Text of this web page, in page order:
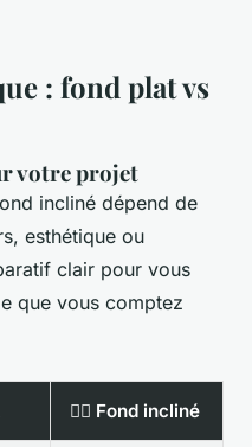
: fond plat vs
votre projet
incliné dépend de
esthétique ou
clair pour vous
que vous comptez
🏊‍♂️ Fond incliné